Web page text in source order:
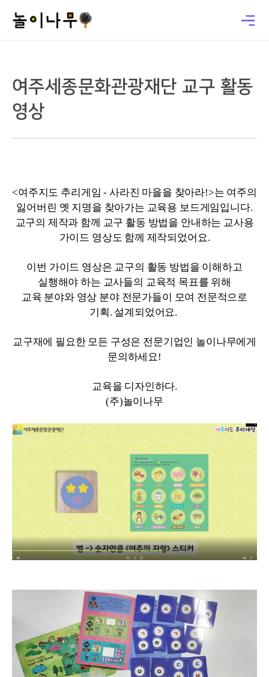
여주세종문화관광재단 교구 활동
영상
<여주지도 추리게임 - 사라진 마을을 찾아라!>는 여주의
잃어버린 옛 지명을 찾아가는 교육용 보드게임입니다.
교구의 제작과 함께 교구 활동 방법을 안내하는 교사용
가이드 영상도 함께 제작되었어요.
이번 가이드 영상은 교구의 활동 방법을 이해하고
실행해야 하는 교사들의 교육적 목표를 위해
교육 분야와 영상 분야 전문가들이 모여 전문적으로
기획. 설계되었어요.
교구재에 필요한 모든 구성은 전문기업인 놀이나무에게
문의하세요!
교육을 디자인하다.
(주)놀이나무